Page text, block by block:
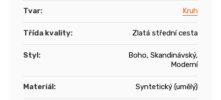
Tvar: Kruh
Třída kvality: Zlatá střední cesta
Styl:
Boho, Skandinávský,
Moderní
Materiál: Syntetický (umělý)